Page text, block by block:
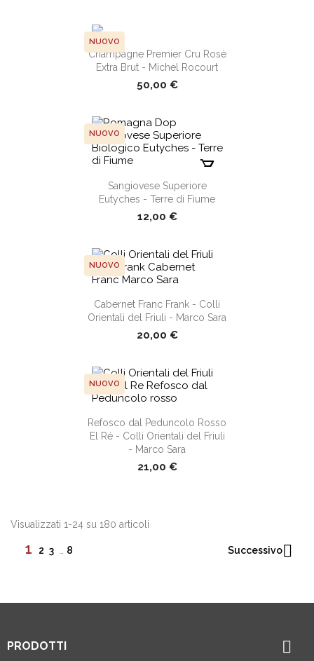
shopping_cart
Champagne Premier Cru Rosè
Extra Brut - Michel Rocourt
50,00 €
NUOVO
shopping_cart
Sangiovese Superiore
Eutyches - Terre di Fiume
12,00 €
NUOVO
shopping_cart
Cabernet Franc Frank - Colli
Orientali del Friuli - Marco Sara
20,00 €
NUOVO
shopping_cart
Refosco dal Peduncolo Rosso
El Ré - Colli Orientali del Friuli
- Marco Sara
21,00 €
NUOVO
Visualizzati 1-24 su 180 articoli
1 2 3 8 Successivo
PRODOTTI 